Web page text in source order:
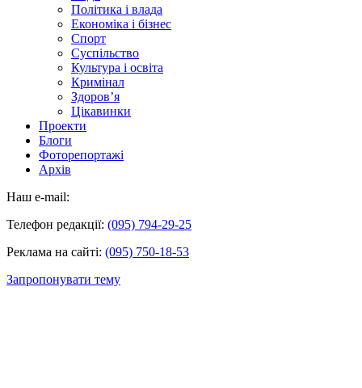
Політика і влада
Економіка і бізнес
Спорт
Суспільство
Культура і освіта
Кримінал
Здоров’я
Цікавинки
Проекти
Блоги
Фоторепортажі
Архів
Наш e-mail:
Телефон редакції: (095) 794-29-25
Реклама на сайті: (095) 750-18-53
Запропонувати тему